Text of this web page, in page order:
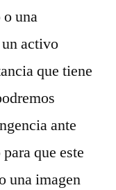
una
activo
que tiene
ante
que este
una imagen